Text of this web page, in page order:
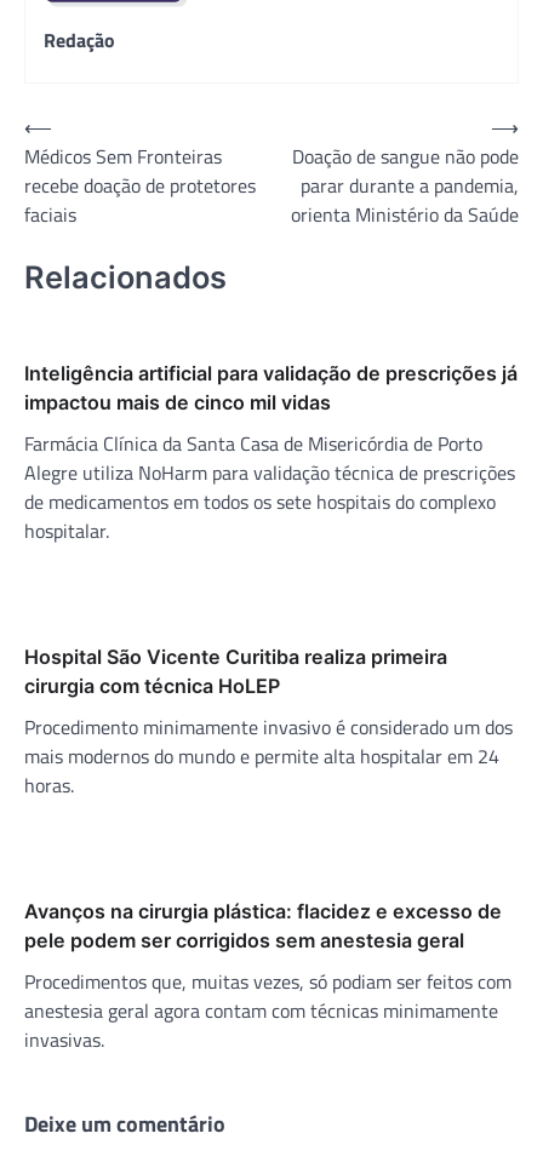
Redação
Navegação
de
Post
⟵
Médicos Sem Fronteiras
recebe doação de protetores
faciais
Doação de sangue não pode
parar durante a pandemia,
orienta Ministério da Saúde
⟶
Relacionados
Inteligência artificial para validação de prescrições já
impactou mais de cinco mil vidas
Farmácia Clínica da Santa Casa de Misericórdia de Porto
Alegre utiliza NoHarm para validação técnica de prescrições
de medicamentos em todos os sete hospitais do complexo
hospitalar.
Hospital São Vicente Curitiba realiza primeira
cirurgia com técnica HoLEP
Procedimento minimamente invasivo é considerado um dos
mais modernos do mundo e permite alta hospitalar em 24
horas.
Avanços na cirurgia plástica: flacidez e excesso de
pele podem ser corrigidos sem anestesia geral
Procedimentos que, muitas vezes, só podiam ser feitos com
anestesia geral agora contam com técnicas minimamente
invasivas.
Deixe um comentário